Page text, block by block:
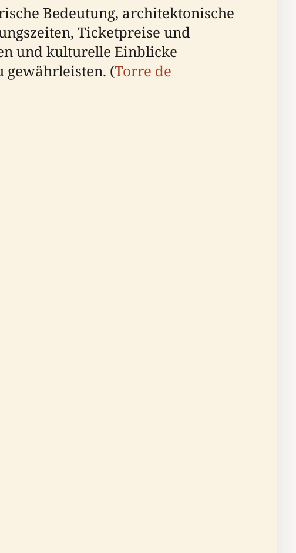
Bedeutung, architektonische
Ticketpreise und
und kulturelle Einblicke
gewährleisten. (Torre de